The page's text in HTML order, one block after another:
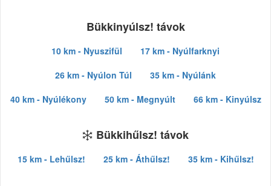
Bükkinyúlsz! távok
10 km - Nyuszifül
17 km - Nyúlfarknyi
26 km - Nyúlon Túl
35 km - Nyúlánk
40 km - Nyúlékony
50 km - Megnyúlt 66 km - Kinyúlsz
Bükkihűlsz! távok
15 km - Lehűlsz! 25 km - Áthűlsz! 35 km - Kihűlsz!